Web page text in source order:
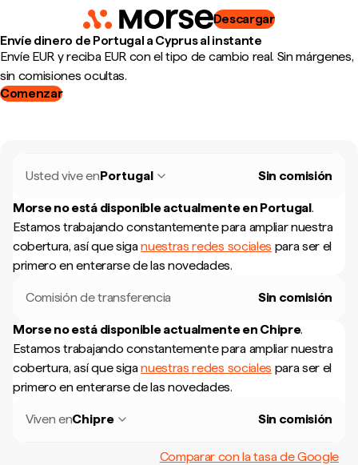
Descargar
Envíe dinero de Portugal a Cyprus al instante
Envíe EUR y reciba EUR con el tipo de cambio real. Sin márgenes,
sin comisiones ocultas.
Comenzar
Usted vive enPortugal Sin comisión
Morse no está disponible actualmente en Portugal.
Estamos trabajando constantemente para ampliar nuestra
cobertura, así que siganuestras redes sociales para ser el
primero en enterarse de las novedades.
Comisión de transferencia Sin comisión
Morse no está disponible actualmente en Chipre.
Estamos trabajando constantemente para ampliar nuestra
cobertura, así que siganuestras redes sociales para ser el
primero en enterarse de las novedades.
Viven enChipre Sin comisión
Comparar con la tasa de Google